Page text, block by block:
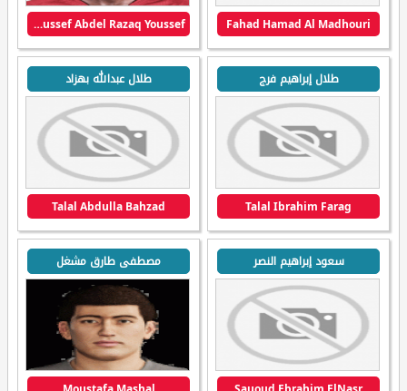
Fahad Hamad Al Madhouri
Youssef Abdel Razaq Youssef
طلال إبراهيم فرج
Talal Ibrahim Farag
طلال عبدالله بهزاد
Talal Abdulla Bahzad
سعود إبراهيم النصر مصطفى طارق مشغل